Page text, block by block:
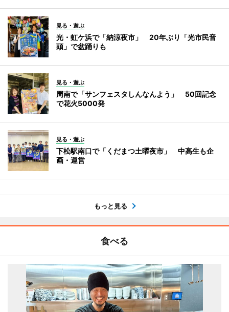
見る・遊ぶ
光・虹ケ浜で「納涼夜市」 20年ぶり「光市民音
頭」で盆踊りも
見る・遊ぶ
周南で「サンフェスタしんなんよう」 50回記念
で花火5000発
見る・遊ぶ
下松駅南口で「くだまつ土曜夜市」 中高生も企
画・運営
もっと見る
食べる